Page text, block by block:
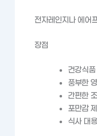
전자레인지나 에어
장점
건강식품
풍부한
간편한
포만감
식사 대